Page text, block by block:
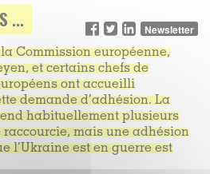
... Newsletter
Commission européenne,
et certains chefs de
ont accueilli
demande d’adhésion. La
habituellement plusieurs
raccourcie, mais une adhésion
l’Ukraine est en guerre est